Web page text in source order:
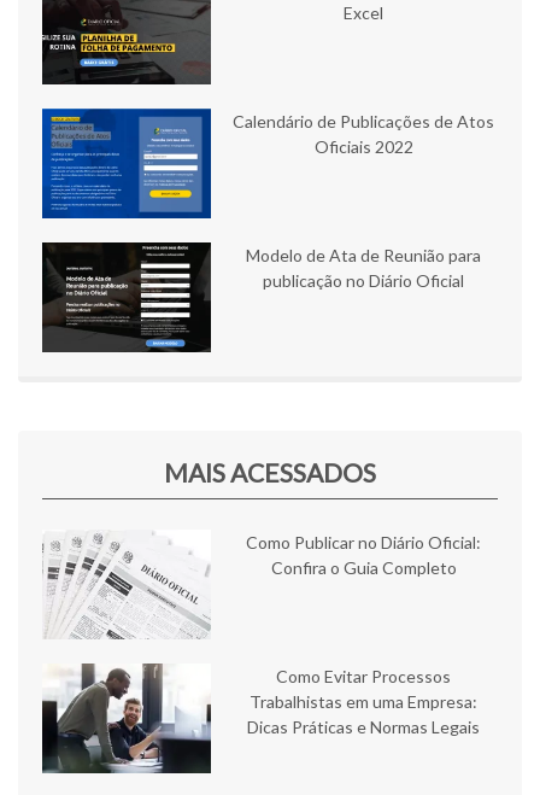
Excel
Calendário de Publicações de Atos
Oficiais 2022
Modelo de Ata de Reunião para
publicação no Diário Oficial
MAIS ACESSADOS
Como Publicar no Diário Oficial:
Confira o Guia Completo
Como Evitar Processos
Trabalhistas em uma Empresa:
Dicas Práticas e Normas Legais